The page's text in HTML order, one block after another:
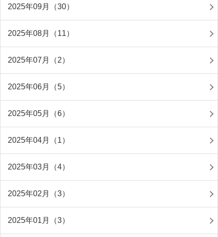
2025年09月（30）
2025年08月（11）
2025年07月（2）
2025年06月（5）
2025年05月（6）
2025年04月（1）
2025年03月（4）
2025年02月（3）
2025年01月（3）